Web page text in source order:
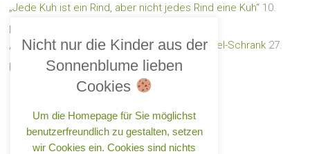
„Jede Kuh ist ein Rind, aber nicht jedes Rind eine Kuh“ 10.
März 2026
„Rette und teile e. V.“ – der neue Lebensmittel-Schrank 27.
Februar 2026
Nicht nur die Kinder aus der
Sonnenblume lieben
Cookies
Um die Homepage für Sie möglichst
benutzerfreundlich zu gestalten, setzen
wir Cookies ein. Cookies sind nichts